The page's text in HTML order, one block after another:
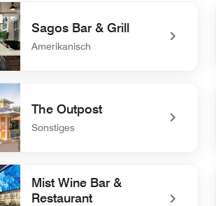
Sagos Bar & Grill
Amerikanisch
Bar & Grill
The Outpost
Sonstiges
Outpost
Mist Wine Bar &
Restaurant